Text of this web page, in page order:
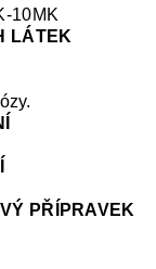
10MK
LÁTEK
PŘÍPRAVEK